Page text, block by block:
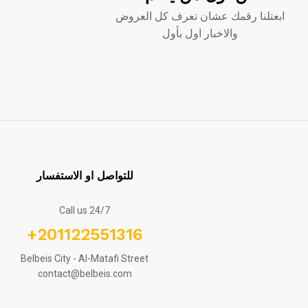
ابعتلنا رقمك عشان تعرف كل العروض
والاخبار اول بأول
للتواصل او الاستفسار
Call us 24/7
+201122551316
Belbeis City - Al-Matafi Street
contact@belbeis.com